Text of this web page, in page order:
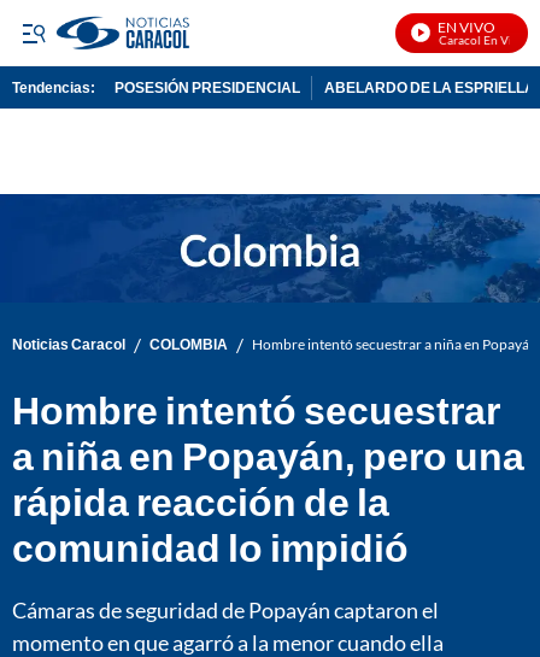
EN VIVO
Noticias Caracol En Vivo
Tendencias: POSESIÓN PRESIDENCIAL ABELARDO DE LA ESPRIELLA
Noticias Caracol / COLOMBIA / Hombre intentó secuestrar a niña en
Hombre intentó secuestrar
a niña en Popayán, pero una
rápida reacción de la
comunidad lo impidió
Cámaras de seguridad de Popayán captaron el
momento en que agarró a la menor cuando ella